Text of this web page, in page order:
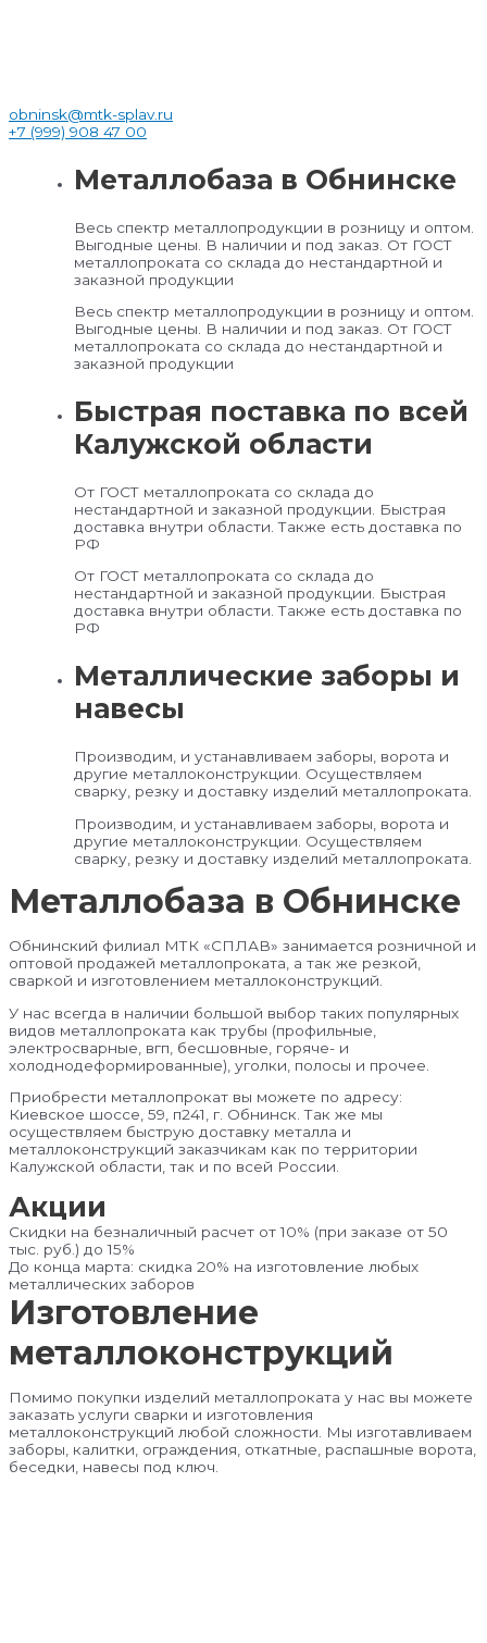
obninsk@mtk-splav.ru
+7 (999) 908 47 00
Металлобаза в Обнинске
Весь спектр металлопродукции в розницу и оптом.
Выгодные цены. В наличии и под заказ. От ГОСТ
металлопроката со склада до нестандартной и
заказной продукции
Весь спектр металлопродукции в розницу и оптом.
Выгодные цены. В наличии и под заказ. От ГОСТ
металлопроката со склада до нестандартной и
заказной продукции
Быстрая поставка по всей
Калужской области
От ГОСТ металлопроката со склада до
нестандартной и заказной продукции. Быстрая
доставка внутри области. Также есть доставка по
РФ
От ГОСТ металлопроката со склада до
нестандартной и заказной продукции. Быстрая
доставка внутри области. Также есть доставка по
РФ
Металлические заборы и
навесы
Производим, и устанавливаем заборы, ворота и
другие металлоконструкции. Осуществляем
сварку, резку и доставку изделий металлопроката.
Производим, и устанавливаем заборы, ворота и
другие металлоконструкции. Осуществляем
сварку, резку и доставку изделий металлопроката.
Металлобаза в Обнинске
Обнинский филиал МТК «СПЛАВ» занимается розничной и
оптовой продажей металлопроката, а так же резкой,
сваркой и изготовлением металлоконструкций.
У нас всегда в наличии большой выбор таких популярных
видов металлопроката как трубы (профильные,
электросварные, вгп, бесшовные, горяче- и
холоднодеформированные), уголки, полосы и прочее.
Приобрести металлопрокат вы можете по адресу:
Киевское шоссе, 59, п241, г. Обнинск. Так же мы
осуществляем быструю доставку металла и
металлоконструкций заказчикам как по территории
Калужской области, так и по всей России.
Акции
Скидки на безналичный расчет от 10% (при заказе от 50
тыс. руб.) до 15%
До конца марта: скидка 20% на изготовление любых
металлических заборов
Изготовление
металлоконструкций
Помимо покупки изделий металлопроката у нас вы можете
заказать услуги сварки и изготовления
металлоконструкций любой сложности. Мы изготавливаем
заборы, калитки, ограждения, откатные, распашные ворота,
беседки, навесы под ключ.